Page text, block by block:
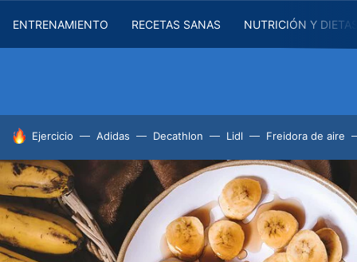
ENTRENAMIENTO RECETAS SANAS NUTRICIÓN Y
HOY SE HABLA DE
Ejercicio Adidas Decathlon Lidl Freidora de aire